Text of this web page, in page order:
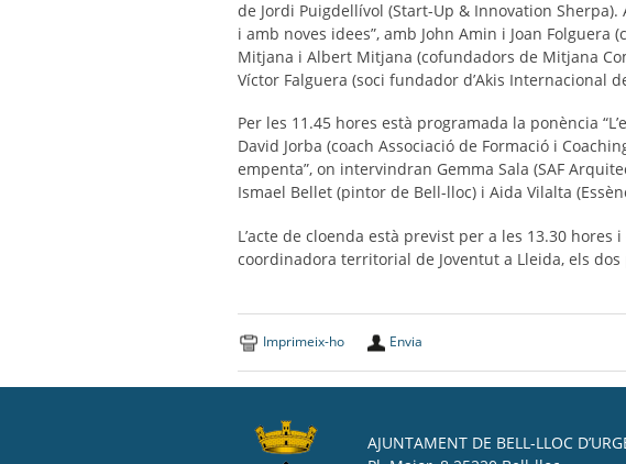
de Jordi Puigdellívol (Start-Up & Innovation
i amb noves idees”, amb John Amin i Joan Folguera
Mitjana i Albert Mitjana (cofunda­dors de Mitjana
Víctor Falguera (soci fundador d’Akis Internaci­onal
Per les 11.45 hores està programada la ponència
David Jorba (coach Associació de Formació i
empenta”, on intervindran Gemma Sala (SAF
Ismael Bellet (pintor de Bell-lloc) i Aida Vilalta
L’acte de cloenda està previst per a les 13.30 hores
coordinadora territorial de Joventut a Lleida, els
Imprimeix-ho Envia
AJUNTAMENT DE BELL-LLOC